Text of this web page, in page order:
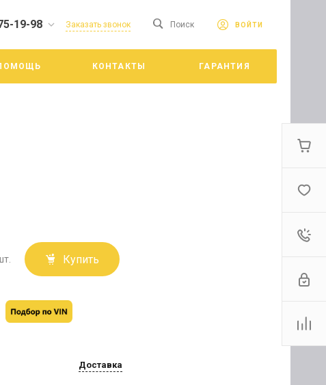
сайте. Продолжая
конфиденциальности
Принять
19-98 Заказать звонок Поиск ВОЙТИ
КОНТАКТЫ ГАРАНТИЯ
Купить
Доставка